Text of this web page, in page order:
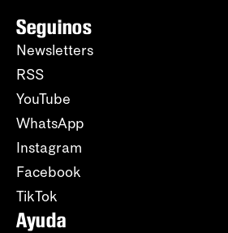
Seguinos
Newsletters
RSS
YouTube
WhatsApp
Instagram
Facebook
TikTok
Ayuda